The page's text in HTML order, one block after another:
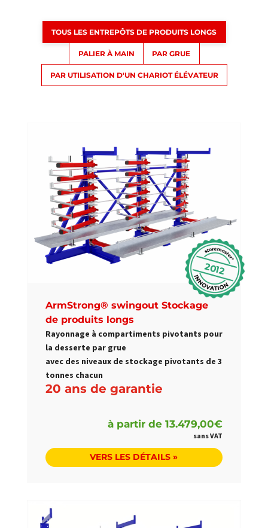
TOUS LES ENTREPÔTS DE PRODUITS LONGS
PALIER À MAIN PAR GRUE
PAR UTILISATION D'UN CHARIOT ÉLÉVATEUR
2012
ArmStrong® swingout Stockage
de produits longs
Rayonnage à compartiments pivotants pour
la desserte par grue
avec des niveaux de stockage pivotants de 3
tonnes chacun
20 ans de garantie
à partir de13.479,00€
VERS LES DÉTAILS »